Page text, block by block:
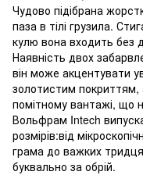
Чудово підібрана
паза в тілі грузила.
кулю вона входить без
Наявність двох
він може акцентувати
золотистим покриттям,
помітному вантажі, що
Вольфрам Intech
розмірів:від
грама до важких
буквально за обрій.